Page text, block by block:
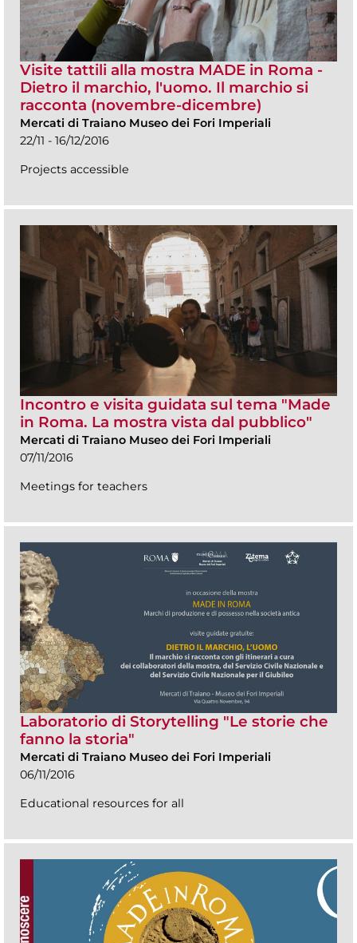
Visite tattili alla mostra MADE in Roma -
Dietro il marchio, l'uomo. Il marchio si
racconta (novembre-dicembre)
Mercati di Traiano Museo dei Fori Imperiali
22/11 - 16/12/2016
Projects accessible
Incontro e visita guidata sul tema "Made
in Roma. La mostra vista dal pubblico"
Mercati di Traiano Museo dei Fori Imperiali
07/11/2016
Meetings for teachers
Laboratorio di Storytelling "Le storie che
fanno la storia"
Mercati di Traiano Museo dei Fori Imperiali
06/11/2016
Educational resources for all